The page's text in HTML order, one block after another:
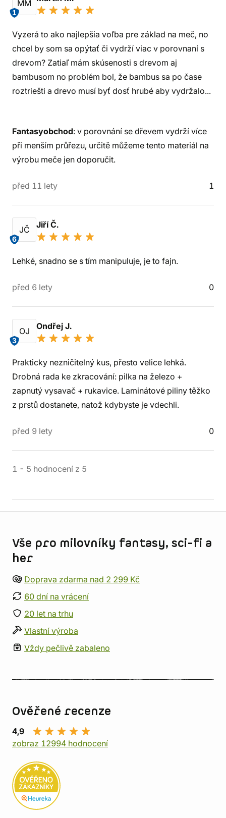
MM
1
Vyzerá to ako najlepšia voľba pre základ na meč, no
chcel by som sa opýtať či vydrží viac v porovnaní s
drevom? Zatiaľ mám skúsenosti s drevom aj
bambusom no problém bol, že bambus sa po čase
roztriešti a drevo musí byť dosť hrubé aby vydržalo...
Fantasyobchod: v porovnání se dřevem vydrží více
při menším průřezu, určitě můžeme tento materiál na
výrobu meče jen doporučit.
před 11 lety 1
JČ
6
Jiří Č.
Lehké, snadno se s tím manipuluje, je to fajn.
před 6 lety 0
OJ
3
Ondřej J.
Prakticky nezničitelný kus, přesto velice lehká.
Drobná rada ke zkracování: pilka na železo +
zapnutý vysavač + rukavice. Laminátové piliny těžko
z prstů dostanete, natož kdybyste je vdechli.
před 9 lety 0
1 - 5 hodnocení z 5
Vše pro milovníky fantasy, sci-fi a
her
Doprava zdarma nad 2 299 Kč
60 dní na vrácení
20 let na trhu
Vlastní výroba
Vždy pečlivě zabaleno
Ověřené recenze
4,9
zobraz 12994 hodnocení